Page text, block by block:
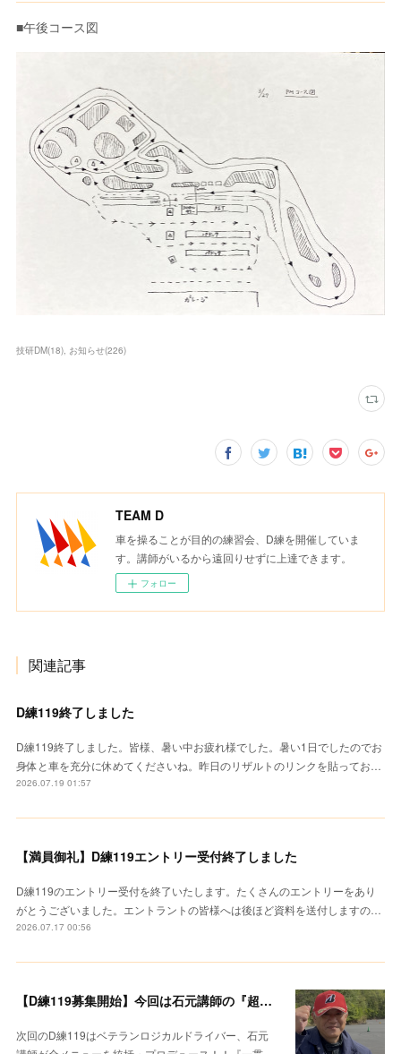
■午後コース図
技研DM(18) お知らせ(226)
TEAM D
車を操ることが目的の練習会、D練を開催していま
す。講師がいるから遠回りせずに上達できます。
フォロー
関連記事
D練119終了しました
D練119終了しました。皆様、暑い中お疲れ様でした。暑い1日でしたのでお
身体と車を充分に休めてくださいね。昨日のリザルトのリンクを貼ってお…
2026.07.19 01:57
【満員御礼】D練119エントリー受付終了しました
D練119のエントリー受付を終了いたします。たくさんのエントリーをあり
がとうございました。エントラントの皆様へは後ほど資料を送付しますの…
2026.07.17 00:56
【D練119募集開始】今回は石元講師の『超集中レクチャー』
次回のD練119はベテランロジカルドライバー、石元